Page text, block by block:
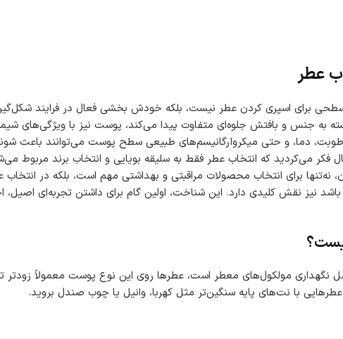
عطر
برای اسپری کردن عطر نیست، بلکه خودش بخشی فعال در فرایند
جنس و بافتش جلوه‌ای متفاوت پیدا می‌کند، پوست نیز با ویژگی‌های
دما، و حتی میکروارگانیسم‌های طبیعی سطح پوست می‌توانند باعث
فکر می‌کردید که انتخاب عطر فقط به سلیقه بویایی و انتخاب برند مربوط
برای انتخاب محصولات مراقبتی و بهداشتی مهم است، بلکه در انتخاب
نیز نقش کلیدی دارد. این شناخت، اولین گام برای داشتن تجربه‌ای
مولکول‌های معطر است، عطرها روی این نوع پوست معمولاً زودتر
با نت‌های پایه سنگین‌تر مثل کهربا، وانیل یا چوب صندل بروید.